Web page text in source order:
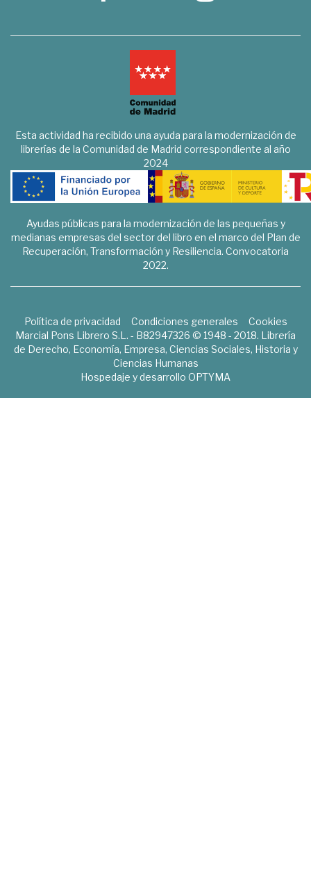
Esta actividad ha recibido una ayuda para la modernización de
librerías de la Comunidad de Madrid correspondiente al año
2024
Ayudas públicas para la modernización de las pequeñas y
medianas empresas del sector del libro en el marco del Plan de
Recuperación, Transformación y Resiliencia. Convocatoria
2022.
Política de privacidad Condiciones generales
Cookies
Marcial Pons Librero S.L. - B82947326 © 1948 - 2018. Librería
de Derecho, Economía, Empresa, Ciencias Sociales, Historia y
Ciencias Humanas
Hospedaje y desarrollo OPTYMA